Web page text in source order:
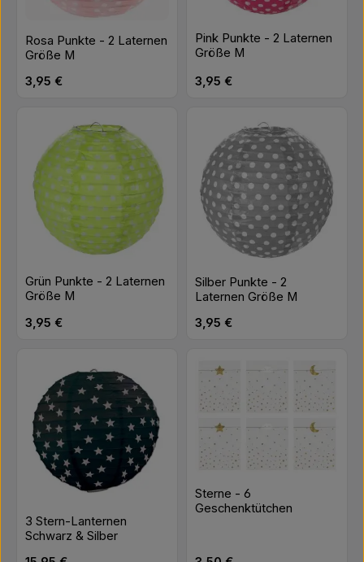
Rosa Punkte - 2 Laternen
Größe M
Regulärer Preis:
3,95 €
Pink Punkte - 2 Laternen
Größe M
Regulärer Preis:
3,95 €
Grün Punkte - 2 Laternen
Größe M
Regulärer Preis:
3,95 €
Silber Punkte - 2
Laternen Größe M
Regulärer Preis:
3,95 €
3 Stern-Lanternen
Schwarz & Silber
Sterne - 6
Geschenktütchen